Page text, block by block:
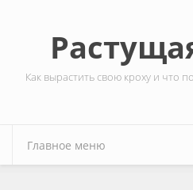
Как вырастить свою кроху и что